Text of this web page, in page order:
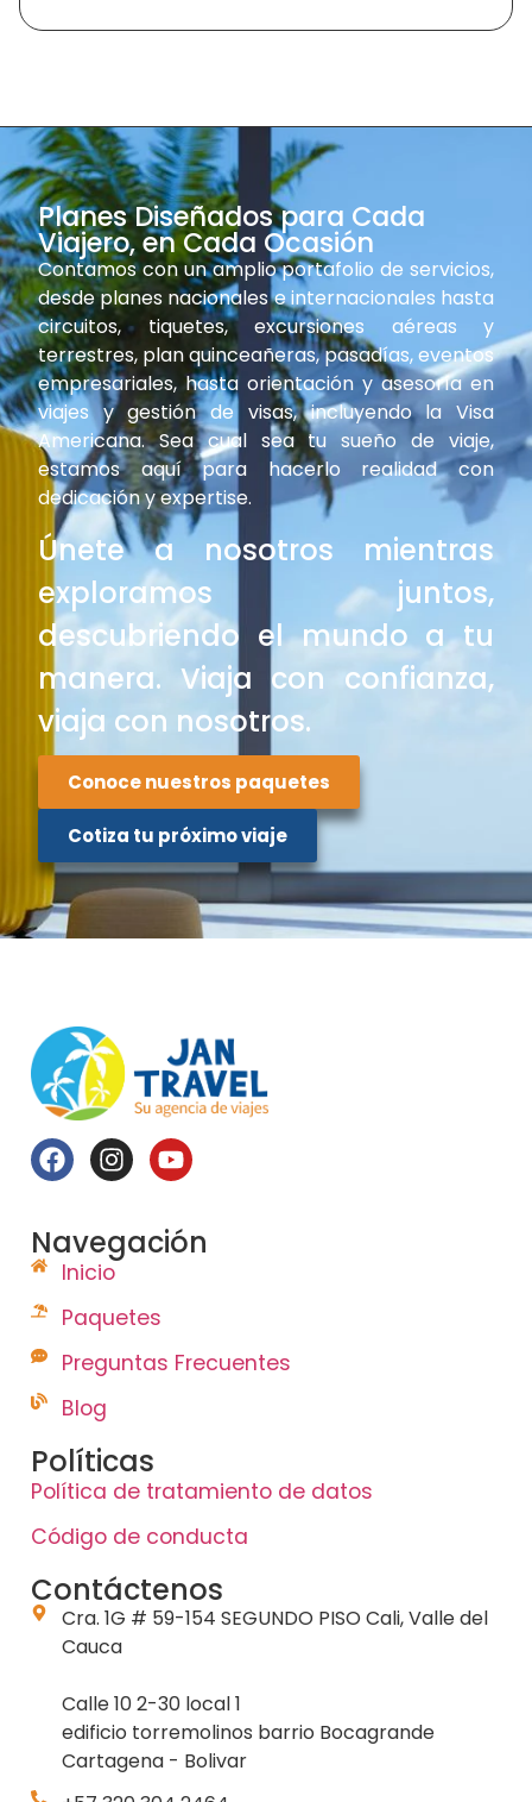
Planes Diseñados para Cada
Viajero, en Cada Ocasión
Contamos con un amplio portafolio de servicios,
desde planes nacionales e internacionales hasta
circuitos, tiquetes, excursiones aéreas y
terrestres, plan quinceañeras, pasadías, eventos
empresariales, hasta orientación y asesoría en
viajes y gestión de visas, incluyendo la Visa
Americana. Sea cual sea tu sueño de viaje,
estamos aquí para hacerlo realidad con
dedicación y expertise.
Únete a nosotros mientras
exploramos juntos,
descubriendo el mundo a tu
manera. Viaja con confianza,
viaja con nosotros.
Conoce nuestros paquetes
Cotiza tu próximo viaje
Navegación
Inicio
Paquetes
Preguntas Frecuentes
Blog
Políticas
Política de tratamiento de datos
Código de conducta
Contáctenos
Cra. 1G # 59-154 SEGUNDO PISO Cali, Valle del
Cauca
Calle 10 2-30 local 1
edificio torremolinos barrio Bocagrande
Cartagena - Bolivar